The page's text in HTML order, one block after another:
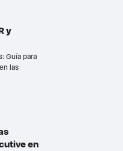
y
Guía para
las
en